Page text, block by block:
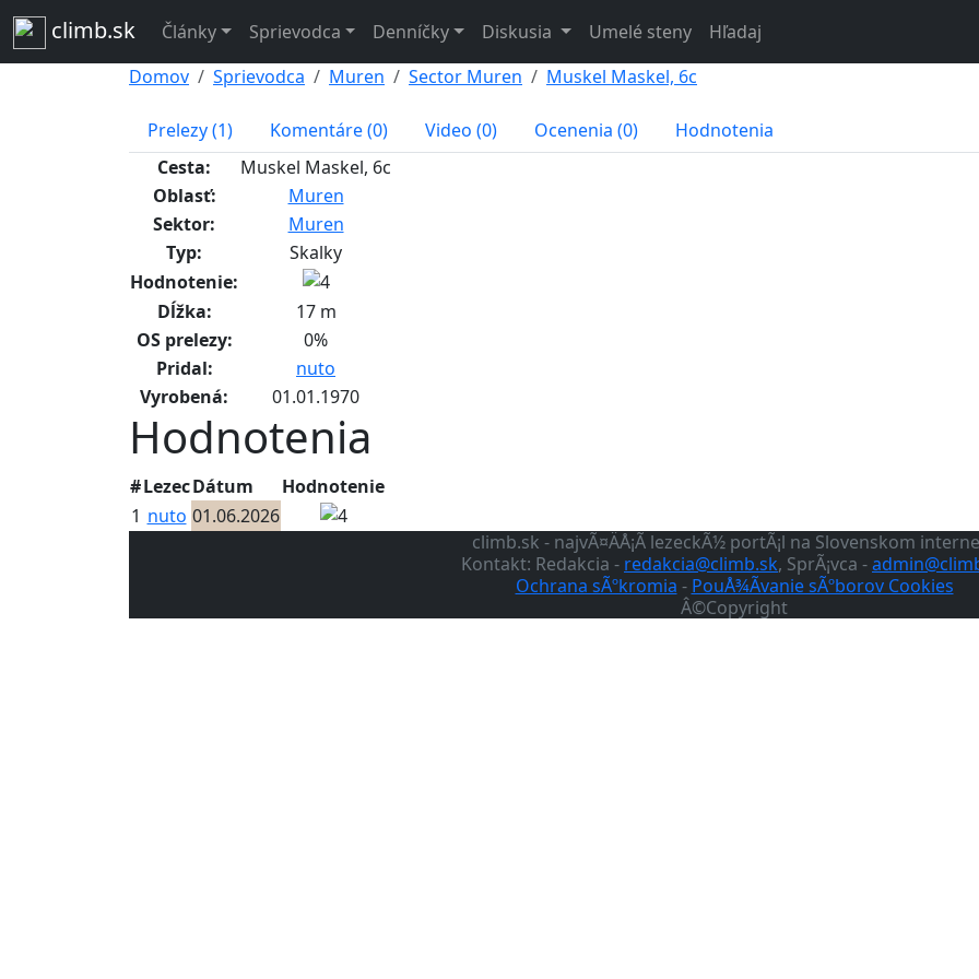
climb.sk Články Sprievodca Denníčky Diskusia Umelé steny Hľadaj
Domov
Sprievodca Muren Sector Muren Muskel Maskel, 6c
Prelezy (1) Komentáre (0) Video (0) Ocenenia (0)
Hodnotenia
Cesta:
Muskel Maskel, 6c
Oblasť:
Muren
Sektor:
Muren
Typ:
Skalky
Hodnotenie:
Dĺžka:
17 m
OS prelezy:
0%
Pridal:
nuto
Vyrobená:
01.01.1970
Hodnotenia
#LezecDátum
Hodnotenie
1 nuto 01.06.2026
climb.sk - najvÃ¤ÄÅ¡Ã­ lezeckÃ½ portÃ¡l na Slovenskom
Kontakt: Redakcia - redakcia@climb.sk, SprÃ¡vca -
Ochrana sÃºkromia - PouÅ¾Ã­vanie sÃºborov Cookies
Â©Copyright